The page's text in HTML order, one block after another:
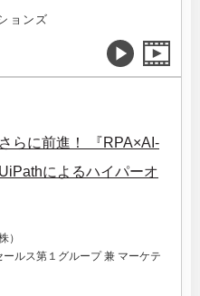
ョンズ
らに前進！ 『RPA×AI-
によるハイパーオ
）
ルス第１グループ 兼 マーケテ